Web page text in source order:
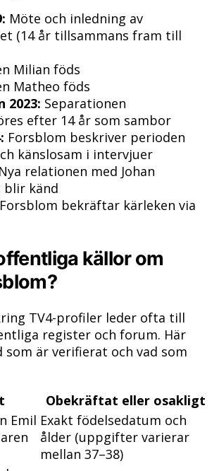
Möte och inledning av
(14 år tillsammans fram till
Milian föds
Matheo föds
2023: Separationen
efter 14 år som sambor
Forsblom beskriver perioden
känslosam i intervjuer
Nya relationen med Johan
blir känd
Forsblom bekräftar kärleken via
källor om
TV4-profiler leder ofta till
register och forum. Här
som är verifierat och vad som
Obekräftat eller osakligt
Emil Exakt födelsedatum och
ålder (uppgifter varierar
mellan 37–38)